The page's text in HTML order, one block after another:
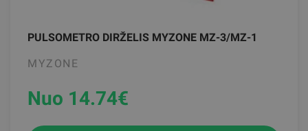
PULSOMETRO DIRŽELIS MYZONE MZ-3/MZ-1
MYZONE
Nuo 14.74€